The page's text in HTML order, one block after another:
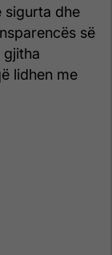
sigurta dhe
së
lidhen me